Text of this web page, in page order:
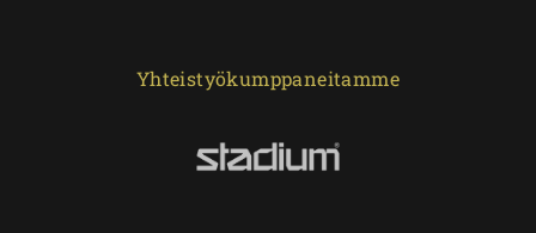
Yhteistyökumppaneitamme